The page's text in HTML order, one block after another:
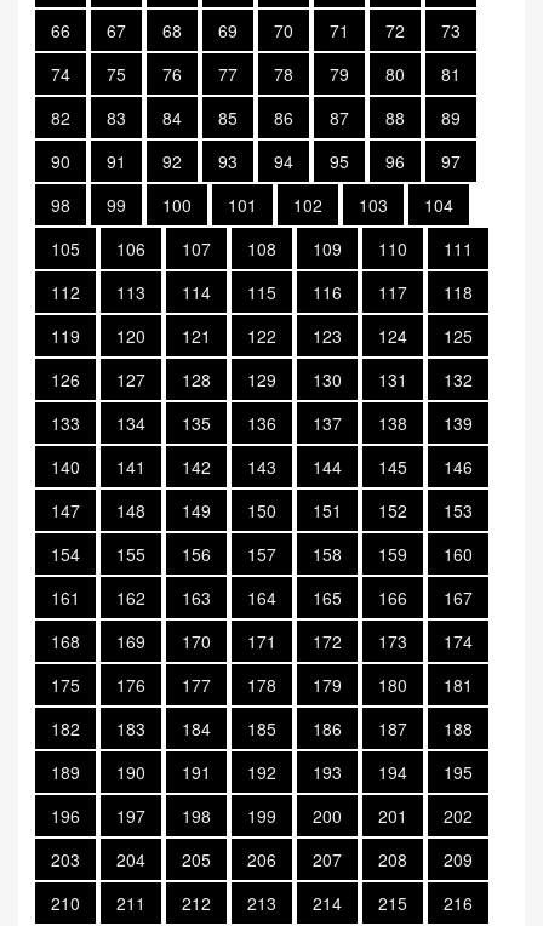
66
67 68 69 70 71 72
73
74
75 76 77 78 79 80
81
82
83 84 85 86 87 88
89
90
91 92 93 94 95 96
97
98
99 100 101 102 103
104
105
106 107 108 109 110
111
112
113 114 115 116 117
118
119
120 121 122 123 124
125
126
127 128 129 130 131
132
133
134 135 136 137 138
139
140
141 142 143 144 145
146
147
148 149 150 151 152
153
154
155 156 157 158 159
160
161
162 163 164 165 166
167
168
169 170 171 172 173
174
175
176 177 178 179 180
181
182
183 184 185 186 187
188
189
190 191 192 193 194
195
196
197 198 199 200 201
202
203
204 205 206 207 208
209
210
211 212 213 214 215
216